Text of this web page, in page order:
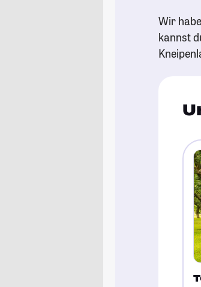
Wir
kannst